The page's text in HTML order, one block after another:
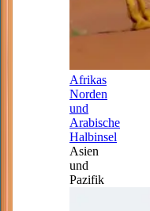
Afrikas
Norden
und
Arabische
Halbinsel
Asien
und
Pazifik